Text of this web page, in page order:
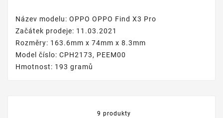
Název modelu: OPPO OPPO Find X3 Pro
Začátek prodeje: 11.03.2021
Rozměry: 163.6mm x 74mm x 8.3mm
Model číslo: CPH2173, PEEM00
Hmotnost: 193 gramů
9 produkty